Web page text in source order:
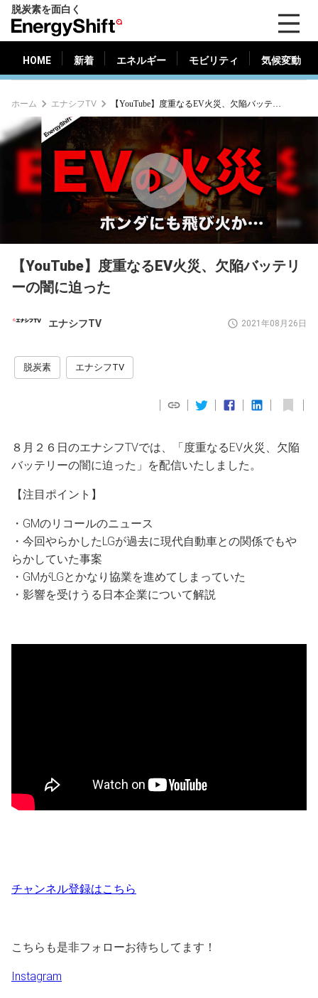
脱炭素を面白く
ナ
ジ
ー
フ
ト）
HOME 新着 エネルギー モビリティ 気候変動
新着 エネルギー 気候変動
ホーム エナシフTV 【YouTube】度重なるEV火災、欠陥バッテリーの闇に迫った
【YouTube】度重なるEV火災、欠陥バッテリ
ーの闇に迫った
エナシフTV 2021年08月26日
脱炭素 エナシフTV
８月２６日のエナシフTVでは、「度重なるEV火災、欠陥
バッテリーの闇に迫った」を配信いたしました。
【注目ポイント】
・GMのリコールのニュース
・今回やらかしたLGが過去に現代自動車との関係でもや
らかしていた事案
・GMがLGとかなり協業を進めてしまっていた
・影響を受けうる日本企業について解説
チャンネル登録はこちら
こちらも是非フォローお待ちしてます！
Instagram